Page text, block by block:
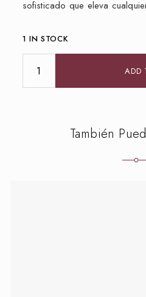
sofisticado que eleva
1 IN STOCK
ADD
También